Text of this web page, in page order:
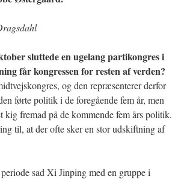
sluttede en ugelang partikongres i
får kongressen for resten af verden?
og den repræsenterer derfor
førte politik i de foregående fem år, men
fremad på de kommende fem års politik.
til, at der ofte sker en stor udskiftning af
sad Xi Jinping med en gruppe i